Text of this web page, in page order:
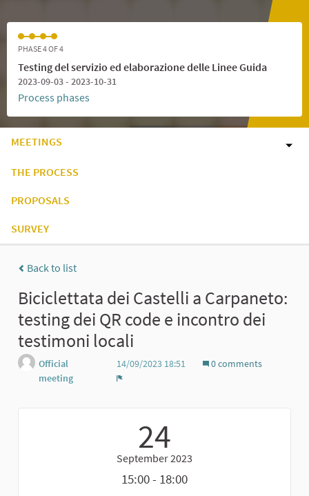
PHASE 4 OF 4
Testing del servizio ed elaborazione delle Linee Guida
2023-09-03 - 2023-10-31
Process phases
MEETINGS
THE PROCESS
PROPOSALS
SURVEY
Back to list
Biciclettata dei Castelli a Carpaneto:
testing dei QR code e incontro dei
testimoni locali
Official
meeting
14/09/2023 18:51
0 comments
24
September 2023
15:00 - 18:00